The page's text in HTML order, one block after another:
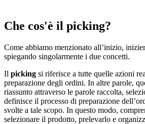
Che cos'è il picking?
Come abbiamo menzionato all’inizio,
spiegando singolarmente i due concetti.
Il picking si riferisce a tutte quelle azioni
preparazione degli ordini. In altre parole,
riassunto attraverso le parole raccolta,
definisce il processo di preparazione
svolte a tale scopo. In questo modo,
selezionare il prodotto, prelevarlo e